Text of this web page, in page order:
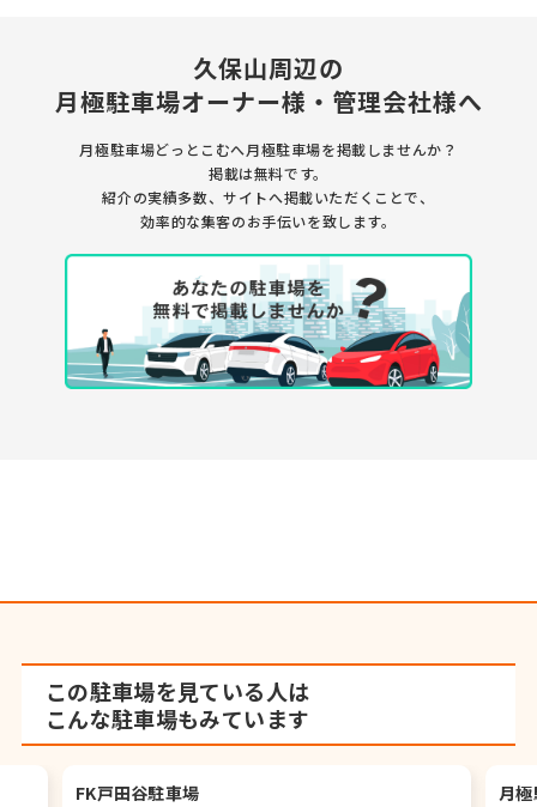
久保山周辺の
月極駐車場オーナー様・管理会社様へ
月極駐車場どっとこむへ月極駐車場を掲載しませんか？
掲載は無料です。
紹介の実績多数、サイトへ掲載いただくことで、
効率的な集客のお手伝いを致します。
この駐車場を見ている人は
こんな駐車場もみています
FK戸田谷駐車場 月